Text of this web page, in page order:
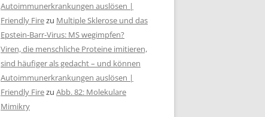
Autoimmunerkrankungen auslösen |
Friendly Firezu Multiple Sklerose und das
Epstein-Barr-Virus: MS wegimpfen?
Viren, die menschliche Proteine imitieren,
sind häufiger als gedacht – und können
Autoimmunerkrankungen auslösen |
Friendly Firezu Abb. 82: Molekulare
Mimikry